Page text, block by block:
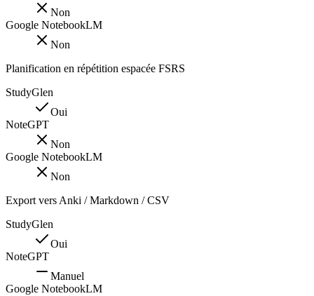
Non
Google NotebookLM
Non
Planification en répétition espacée FSRS
StudyGlen
Oui
NoteGPT
Non
Google NotebookLM
Non
Export vers Anki / Markdown / CSV
StudyGlen
Oui
NoteGPT
Manuel
Google NotebookLM